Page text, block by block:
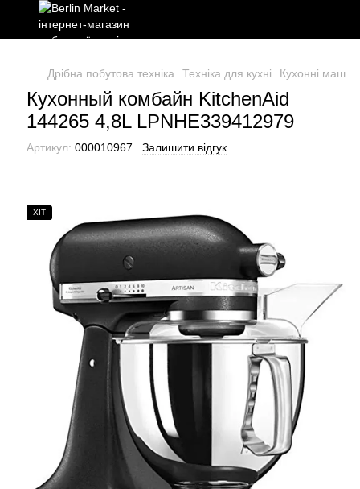
Дрібна побутова техніка Техніка для кухні Кухонні
Кухонный комбайн KitchenAid
144265 4,8L LPNHE339412979
Артикул: 000010967 Залишити відгук
ХІТ